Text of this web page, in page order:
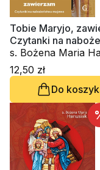
Tobie Maryjo,
Czytanki na
majowe
s. Bożena Maria
12,50 zł
Do